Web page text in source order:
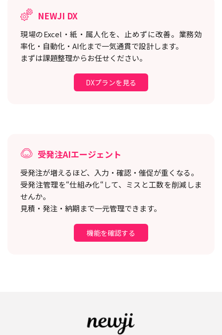
NEWJI DX
現場のExcel・紙・属人化を、止めずに改善。 業務効
率化・自動化・AI化まで一気通貫で設計します。
まずは課題整理からお任せください。
DXプランを見る
受発注AIエージェント
受発注が増えるほど、入力・確認・催促が重くなる。
受発注管理を“仕組み化“して、ミスと工数を削減しま
せんか。
見積・発注・納期まで一元管理できます。
機能を確認する